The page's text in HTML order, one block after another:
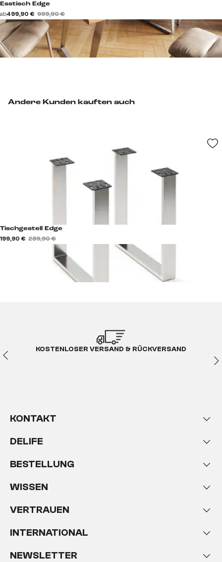
Andere Kunden kauften auch
Tischgestell Edge
199,90 € 289,90 €
Esstisch Edge
ab499,90 € 999,90 €
KOSTENLOSER VERSAND & RÜCKVERSAND
KONTAKT
DELIFE
BESTELLUNG
WISSEN
VERTRAUEN
INTERNATIONAL
NEWSLETTER